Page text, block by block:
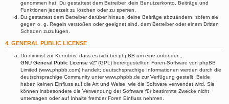
genommen hat. Du gestattest dem Betreiber, dein Benutzerkonto, Beiträge und
Funktionen jederzeit zu löschen oder zu sperren.
Du gestattest dem Betreiber darüber hinaus, deine Beiträge abzuändern, sofern sie
gegen o. g. Regeln verstoßen oder geeignet sind, dem Betreiber oder einem Dritten
Schaden zuzufügen.
4. GENERAL PUBLIC LICENSE
Du nimmst zur Kenntnis, dass es sich bei phpBB um eine unter der „
GNU General Public License v2“ (GPL) bereitgestellten Foren-Software von phpBB
Limited (www.phpbb.com) handelt; deutschsprachige Informationen werden durch die
deutschsprachige Community unter www.phpbb.de zur Verfügung gestellt. Beide
haben keinen Einfluss auf die Art und Weise, wie die Software verwendet wird. Sie
können insbesondere die Verwendung der Software für bestimmte Zwecke nicht
untersagen oder auf Inhalte fremder Foren Einfluss nehmen.